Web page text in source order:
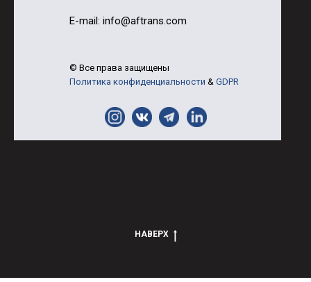
© Все права защищены
Политика конфиденциальности & GDPR
E-mail: info@aftrans.com
НАВЕРХ